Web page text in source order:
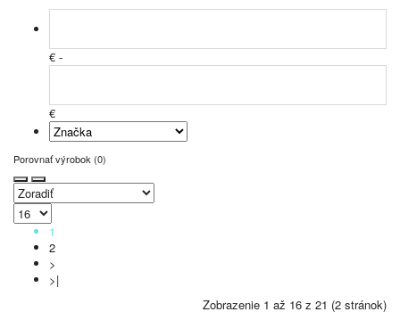
€ -
€
Porovnať výrobok (0)
1
2
>
>|
Zobrazenie 1 až 16 z 21 (2 stránok)